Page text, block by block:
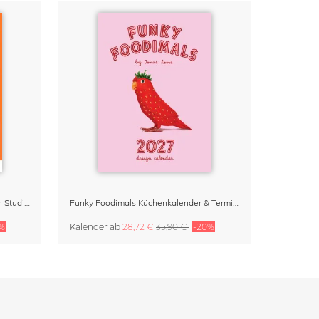
Kalender ab 28,72 € 35,90 € -20%